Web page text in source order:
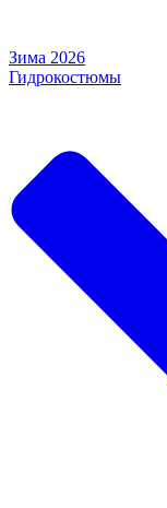
Зима 2026
Гидрокостюмы